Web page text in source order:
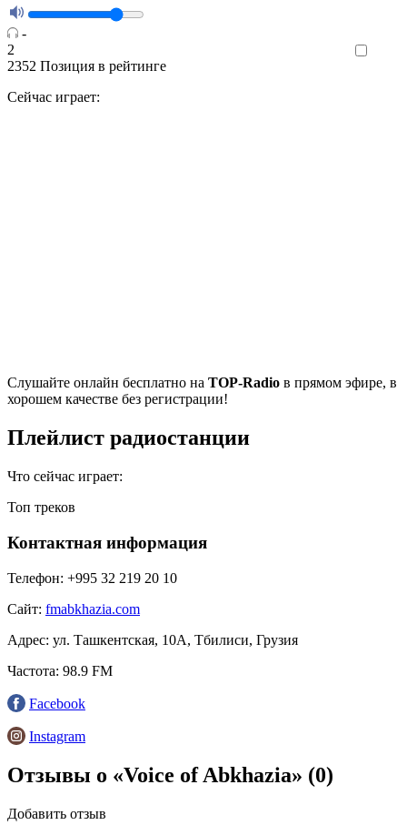
-
2
2352 Позиция в рейтинге
Сейчас играет:
Cлушайте онлайн бесплатно на TOP-Radio в прямом эфире, в
хорошем качестве без регистрации!
Плейлист радиостанции
Что сейчас играет:
Топ треков
Контактная информация
Телефон: +995 32 219 20 10
Сайт: fmabkhazia.com
Адрес: ул. Ташкентская, 10А, Тбилиси, Грузия
Частота: 98.9 FM
Facebook
Instagram
Отзывы о «Voice of Abkhazia» (0)
Добавить отзыв